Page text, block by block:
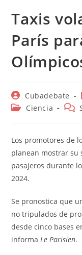
Taxis
París
Autor
de
Cubadebate
Categoría
entrada:
Ciencia
Los promotores de
planean mostrar su
pasajeros durante
2024.
Se pronostica que
no tripulados de
desde cinco bases
informaLe Parisien.